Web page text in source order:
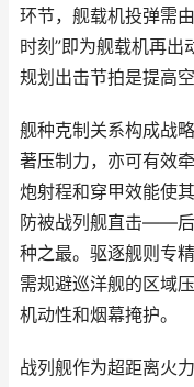
环节，舰载机投弹需
时刻”即为舰载机再出
规划出击节拍是提高
舰种克制关系构成战
著压制力，亦可有效
炮射程和穿甲效能使
防被战列舰直击——后
种之最。驱逐舰则专
需规避巡洋舰的区域
机动性和烟幕掩护。
战列舰作为超距离火